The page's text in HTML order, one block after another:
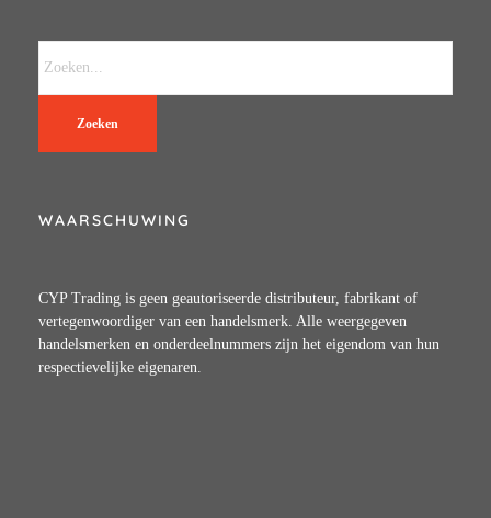
Zoeken
WAARSCHUWING
CYP Trading is geen geautoriseerde distributeur, fabrikant of
vertegenwoordiger van een handelsmerk. Alle weergegeven
handelsmerken en onderdeelnummers zijn het eigendom van hun
respectievelijke eigenaren.